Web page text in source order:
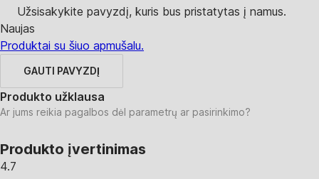
Užsisakykite pavyzdį, kuris bus pristatytas į namus.
Naujas
Produktai su šiuo apmušalu.
GAUTI PAVYZDĮ
Produkto užklausa
Ar jums reikia pagalbos dėl parametrų ar pasirinkimo?
Produkto įvertinimas
4.7